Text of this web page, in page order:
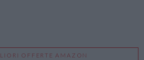
OFFERTE AMAZON